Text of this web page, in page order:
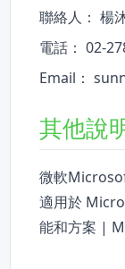
聯絡人： 楊
電話： 02-
Email：
其他說
微軟
適用於
能和方案 |